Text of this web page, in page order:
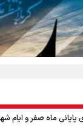
از کنار مردم
طلایی برای پیاده
ماه صفر و ایام